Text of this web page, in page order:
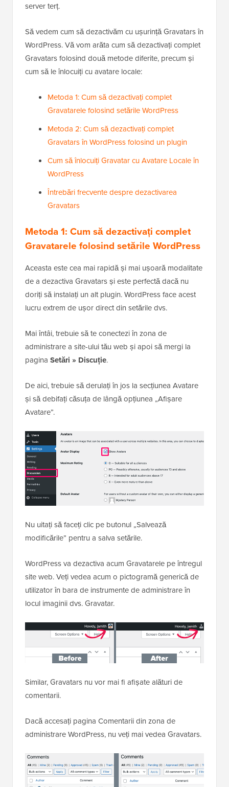
server terț.
Să vedem cum să dezactivăm cu ușurință Gravatars în
WordPress. Vă vom arăta cum să dezactivați complet
Gravatars folosind două metode diferite, precum și
cum să le înlocuiți cu avatare locale:
Metoda 1: Cum să dezactivați complet
Gravatarele folosind setările WordPress
Metoda 2: Cum să dezactivați complet
Gravatars în WordPress folosind un plugin
Cum să înlocuiți Gravatar cu Avatare Locale în
WordPress
Întrebări frecvente despre dezactivarea
Gravatars
Metoda 1: Cum să dezactivați complet
Gravatarele folosind setările WordPress
Aceasta este cea mai rapidă și mai ușoară modalitate
de a dezactiva Gravatars și este perfectă dacă nu
doriți să instalați un alt plugin. WordPress face acest
lucru extrem de ușor direct din setările dvs.
Mai întâi, trebuie să te conectezi în zona de
administrare a site-ului tău web și apoi să mergi la
pagina Setări » Discuție.
De aici, trebuie să derulați în jos la secțiunea Avatare
și să debifați căsuța de lângă opțiunea „Afișare
Avatare”.
Nu uitați să faceți clic pe butonul „Salvează
modificările” pentru a salva setările.
WordPress va dezactiva acum Gravatarele pe întregul
site web. Veți vedea acum o pictogramă generică de
utilizator în bara de instrumente de administrare în
locul imaginii dvs. Gravatar.
Similar, Gravatars nu vor mai fi afișate alături de
comentarii.
Dacă accesați pagina Comentarii din zona de
administrare WordPress, nu veți mai vedea Gravatars.